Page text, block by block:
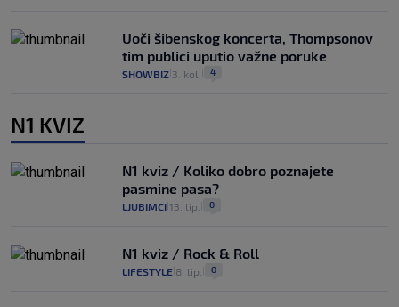
Uoči šibenskog koncerta, Thompsonov
tim publici uputio važne poruke
SHOWBIZ 3. kol. 4
N1 KVIZ
N1 kviz / Koliko dobro poznajete
pasmine pasa?
LJUBIMCI 13. lip. 0
N1 kviz / Rock & Roll
LIFESTYLE 8. lip. 0